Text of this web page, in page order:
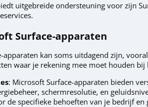
uitgebreide ondersteuning voor zijn
Surface-apparaten
apparaten kan soms uitdagend zijn,
waar je rekening mee moet houden
: Microsoft Surface-apparaten bieden
schermresolutie, en
de specifieke behoeften van je bedrijf en